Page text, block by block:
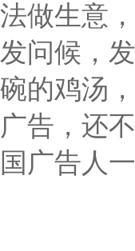
法做生意
发问候，
碗的鸡汤
广告，还
国广告人